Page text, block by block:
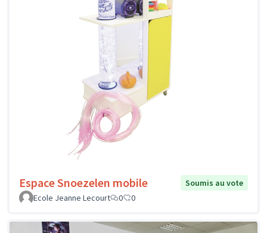
Espace Snoezelen mobile
Soumis au vote
Ecole Jeanne Lecourt
0 0